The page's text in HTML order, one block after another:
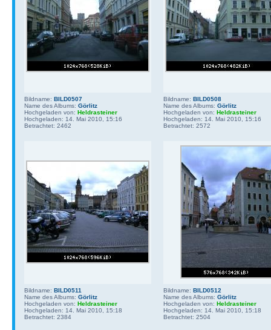
Bildname: BILD0507
Name des Albums: Görlitz
Hochgeladen von: Heldrasteiner
Hochgeladen: 14. Mai 2010, 15:16
Betrachtet: 2462
Bildname: BILD0508
Name des Albums: Görlitz
Hochgeladen von: Heldrasteiner
Hochgeladen: 14. Mai 2010, 15:16
Betrachtet: 2572
Bildname: BILD0511
Name des Albums: Görlitz
Hochgeladen von: Heldrasteiner
Hochgeladen: 14. Mai 2010, 15:18
Betrachtet: 2384
Bildname: BILD0512
Name des Albums: Görlitz
Hochgeladen von: Heldrasteiner
Hochgeladen: 14. Mai 2010, 15:18
Betrachtet: 2504